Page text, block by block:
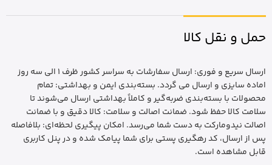
حمل و نقل کالا
ارسال سریع و فوری: ارسال سفارشات به سراسر کشور ظرف 1 الی سه روز
اماده سایزی و ارسال می گردد. بسته‌بندی ایمن و بهداشتی: تمام
محصولات با بسته‌بندی ضربه‌گیر و کاملاً بهداشتی ارسال می‌شوند تا
سلامت کالا حفظ شود. ضمانت اصالت و سلامت: کالا دقیق و با ضمانت
اصالت نیدومارکت به دست شما می‌رسد. امکان پیگیری لحظه‌ای: بلافاصله
پس از ارسال، کد رهگیری پستی برای شما پیامک شده و در پنل کاربری
قابل مشاهده است.